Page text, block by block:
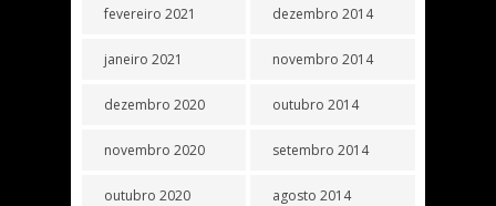
fevereiro 2021
janeiro 2021
dezembro 2020
novembro 2020
outubro 2020
dezembro 2014
novembro 2014
outubro 2014
setembro 2014
agosto 2014